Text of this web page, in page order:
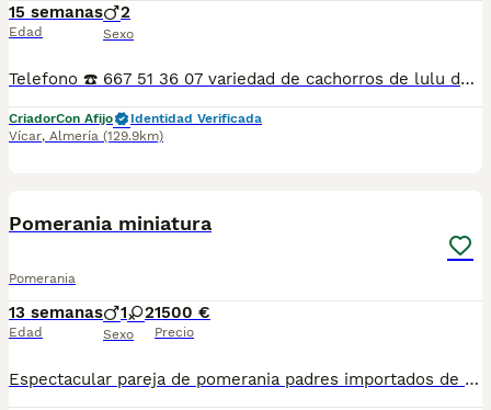
15 semanas
Edad
2
Sexo
Telefono ☎️ 667 51 36 07 variedad de cachorros de lulu de pomerania toy de muy buena calidad, pequeños y varíos colores, PADRE CAMPEÓN DE ESPAÑA, COMUNIDAD VALENCIANA Y SEGUNDO EN CASTILLA LA MANCHA SE PUEDE DEMOSTRAR CON TÍTULOS, merles disponibles tanto hembras como machos. Criados en ambiente familiar,se entregan con 3 vacunas, 3 desparasitaciones, contrato de compraventa y contrato informativo, también garantía por escrito,se hacen entregas a domicilio también, o se puede recoger en el centro de cría,teléfono 667 51 36 07,, SON TOYS MUY PEQUEÑO Precio 0 €
CriadorCon Afijo
Identidad Verificada
Vícar, Almería (129.9km)
Pomerania miniatura
Pomerania
13 semanas
Edad
1 2
Sexo
1500 €
Precio
Espectacular pareja de pomerania padres importados de Rusia de las mejores sangres cachorros con carita de oso, buenas calidad de pelo buenos aplomos y un gran movimiento